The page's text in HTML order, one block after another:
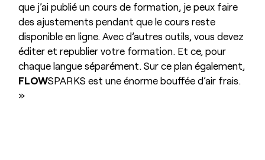
que j’ai publié un cours de formation, je peux faire
des ajustements pendant que le cours reste
disponible en ligne. Avec d’autres outils, vous devez
éditer et republier votre formation. Et ce, pour
chaque langue séparément. Sur ce plan également,
FLOWSPARKS est une énorme bouffée d’air frais.
»